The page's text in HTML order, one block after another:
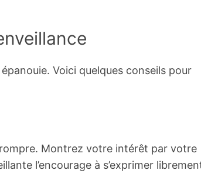
Voici quelques conseils pour
Montrez votre intérêt par votre
l’encourage à s’exprimer